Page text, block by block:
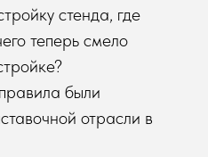
стенда, где
теперь смело
были
отрасли в